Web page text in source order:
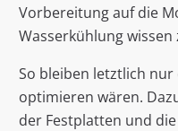
Vorbereitung auf die
Wasserkühlung
So bleiben letztlich nur
optimieren wären.
der Festplatten und